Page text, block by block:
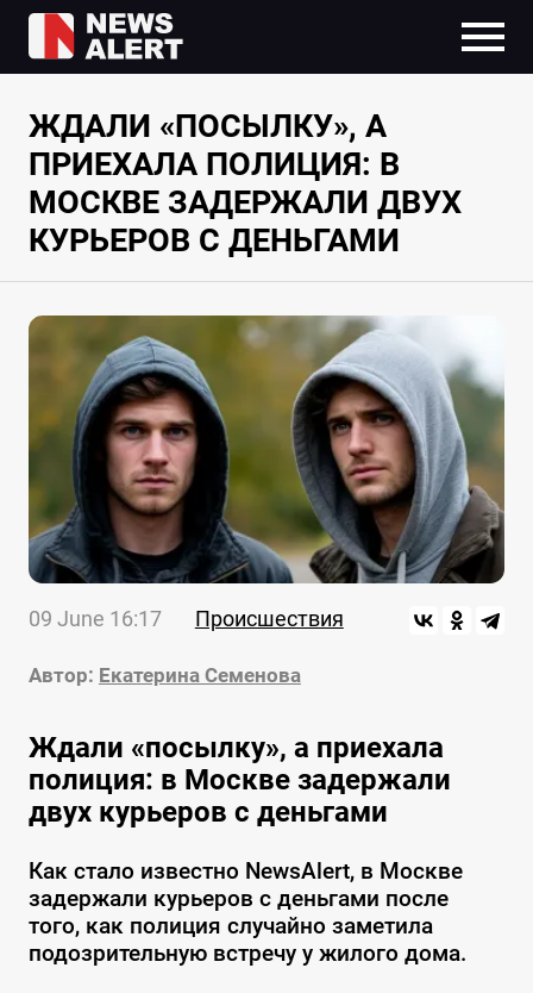
ЖДАЛИ «ПОСЫЛКУ», А
ПРИЕХАЛА ПОЛИЦИЯ: В
МОСКВЕ ЗАДЕРЖАЛИ ДВУХ
КУРЬЕРОВ С ДЕНЬГАМИ
09 June 16:17 Происшествия
Автор: Екатерина Семенова
Ждали «посылку», а приехала
полиция: в Москве задержали
двух курьеров с деньгами
Как стало известно NewsAlert, в Москве
задержали курьеров с деньгами после
того, как полиция случайно заметила
подозрительную встречу у жилого дома.